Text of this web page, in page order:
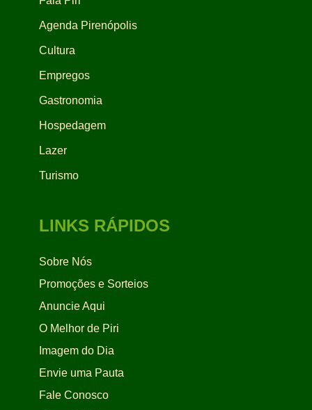
Agenda Pirenópolis
Cultura
Empregos
Gastronomia
Hospedagem
Lazer
Turismo
LINKS RÁPIDOS
Sobre Nós
Promoções e Sorteios
Anuncie Aqui
O Melhor de Piri
Imagem do Dia
Envie uma Pauta
Fale Conosco